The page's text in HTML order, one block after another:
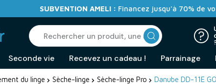
SUBVENTION AMELI : Financez jusqu'à 70% de
Seconde vie Recevez un cadeau ! Parrainage
du linge Sèche-linge Sèche-linge Pro Danube DD-11E